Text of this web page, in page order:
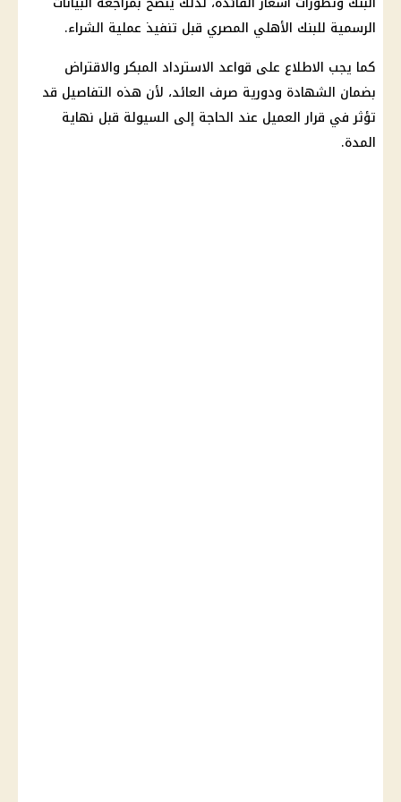
الرسمية للبنك الأهلي المصري قبل تنفيذ عملية الشراء.
كما يجب الاطلاع على قواعد الاسترداد المبكر والاقتراض
بضمان الشهادة ودورية صرف العائد، لأن هذه التفاصيل قد
تؤثر في قرار العميل عند الحاجة إلى السيولة قبل نهاية
المدة.